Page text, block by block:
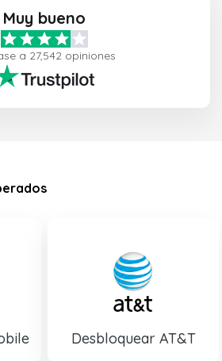
Muy bueno
a 27,542 opiniones
Desbloquear AT&T